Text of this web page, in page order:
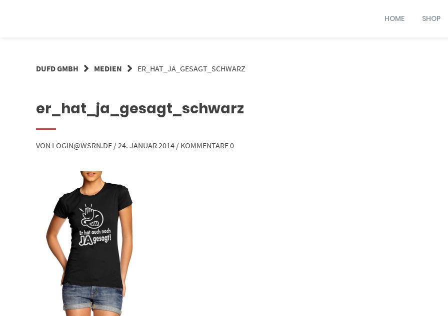
HOME SHOP
DUFD GMBH MEDIEN ER_HAT_JA_GESAGT_SCHWARZ
er_hat_ja_gesagt_schwarz
VON LOGIN@WSRN.DE /24. JANUAR 2014 / KOMMENTARE 0